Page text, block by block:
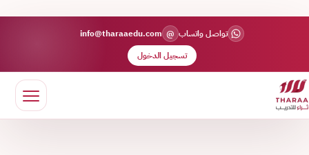
تواصل واتساب @
info@tharaaedu.com
تسجيل الدخول